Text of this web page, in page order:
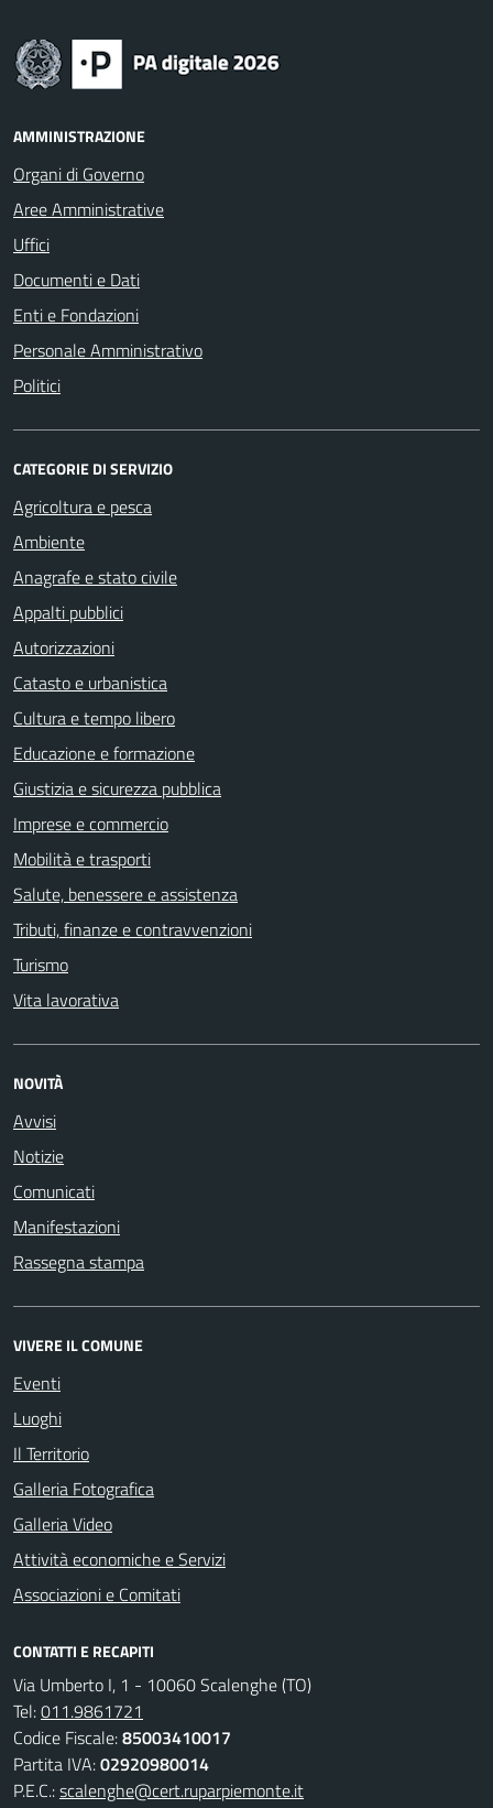
AMMINISTRAZIONE
Organi di Governo
Aree Amministrative
Uffici
Documenti e Dati
Enti e Fondazioni
Personale Amministrativo
Politici
CATEGORIE DI SERVIZIO
Agricoltura e pesca
Ambiente
Anagrafe e stato civile
Appalti pubblici
Autorizzazioni
Catasto e urbanistica
Cultura e tempo libero
Educazione e formazione
Giustizia e sicurezza pubblica
Imprese e commercio
Mobilità e trasporti
Salute, benessere e assistenza
Tributi, finanze e contravvenzioni
Turismo
Vita lavorativa
NOVITÀ
Avvisi
Notizie
Comunicati
Manifestazioni
Rassegna stampa
VIVERE IL COMUNE
Eventi
Luoghi
Il Territorio
Galleria Fotografica
Galleria Video
Attività economiche e Servizi
Associazioni e Comitati
CONTATTI E RECAPITI
Via Umberto I, 1 - 10060 Scalenghe (TO)
Tel:011.9861721
Codice Fiscale:85003410017
Partita IVA:02920980014
P.E.C.:scalenghe@cert.ruparpiemonte.it